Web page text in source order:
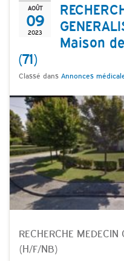
AOÛT
09
2023
Maison
(71)
Classé dans Annonces
RECHERCHE MEDECIN
(H/F/NB)